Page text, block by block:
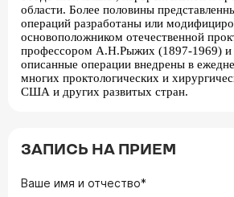
области. Более половины
операций разработаны или
основоположником отечественной
профессором А.Н.Рыжих (1897-1969) и
описанные операции внедрены в
многих проктологических и
США и других развитых стран.
ЗАПИСЬ НА ПРИЕМ
Ваше имя и отчество*